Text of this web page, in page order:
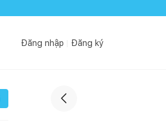
Đăng nhập Đăng ký